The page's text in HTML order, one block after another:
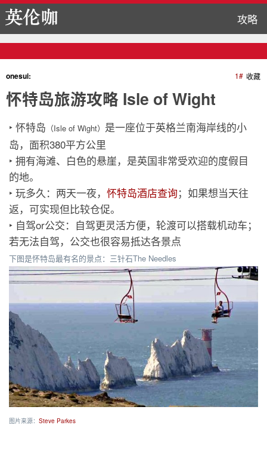
攻略
收藏
1#
onesui:
怀特岛旅游攻略 Isle of Wight
‣ 怀特岛 （Isle of Wight） 是一座位于英格兰南海岸线的小
岛，面积380平方公里
‣ 拥有海滩、白色的悬崖，是英国非常受欢迎的度假目
的地。
‣ 玩多久：两天一夜， 怀特岛酒店查询；如果想当天往
返，可实现但比较仓促。
‣ 自驾or公交：自驾更灵活方便，轮渡可以搭载机动车；
若无法自驾，公交也很容易抵达各景点
下图是怀特岛最有名的景点：三针石The Needles
图片来源： Steve Parkes